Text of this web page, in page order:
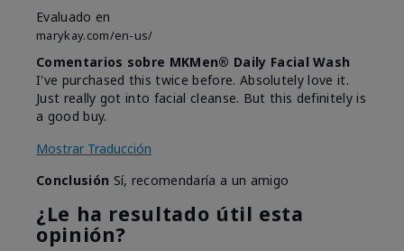
Evaluado en
marykay.com/en-us/
Comentarios sobre MKMen® Daily Facial Wash
I've purchased this twice before. Absolutely love it.
Just really got into facial cleanse. But this definitely is
a good buy.
Mostrar Traducción
Conclusión Sí, recomendaría a un amigo
¿Le ha resultado útil esta
opinión?